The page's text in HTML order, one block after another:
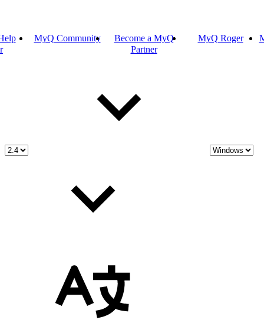
MyQ Community
Become a MyQ
Partner
MyQ Roger